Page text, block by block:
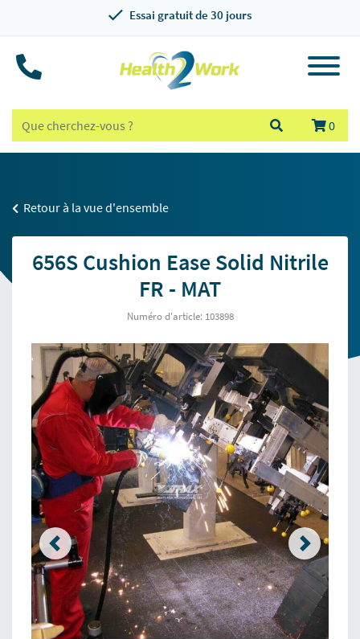
Essai gratuit de 30 jours
0
Retour à la vue d'ensemble
656S Cushion Ease Solid Nitrile
FR - MAT
Numéro d'article: 103898